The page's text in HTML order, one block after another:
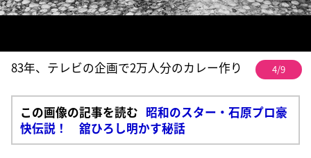
83年、テレビの企画で2万人分のカレー作り 4/9
この画像の記事を読む 昭和のスター・石原プロ豪
快伝説！ 舘ひろし明かす秘話